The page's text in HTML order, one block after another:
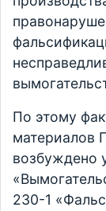
По этому
материалов
возбуждено
230-1